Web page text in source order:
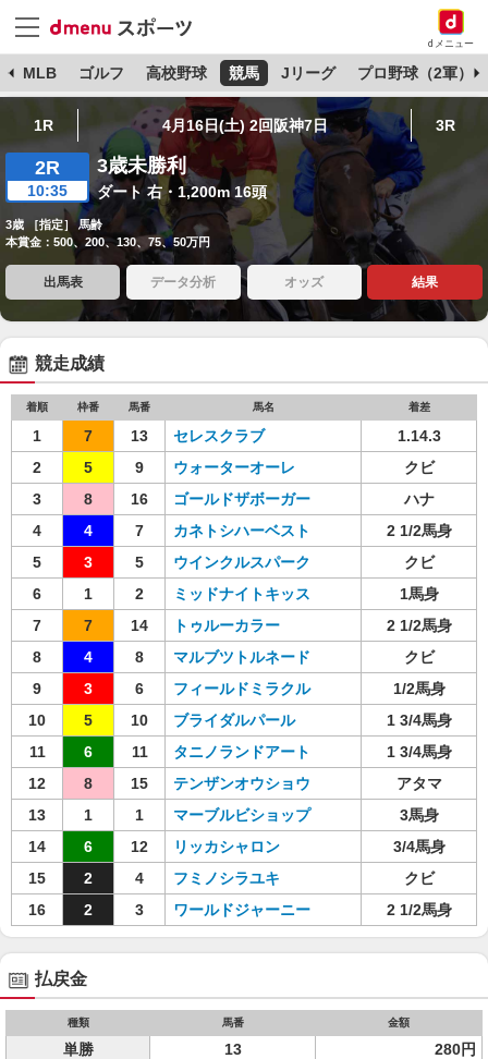
dメニュー
MLB ゴルフ 高校野球 競馬 Jリーグ プロ野球（2軍）
1R 4月16日(土) 2回阪神7日 3R
2R
10:35
3歳未勝利
ダート 右・1,200m 16頭
3歳 ［指定］ 馬齢
本賞金：500、200、130、75、50万円
出馬表 データ分析 オッズ 結果
競走成績
着順 枠番 馬番 馬名 着差
1 7 13 セレスクラブ
1.14.3
2
5 9 ウォーターオーレ
クビ
3
8 16 ゴールドザボーガー
ハナ
4
4 7 カネトシハーベスト
2 1/2馬身
5
3 5 ウインクルスパーク
クビ
6
1 2 ミッドナイトキッス
1馬身
7
7 14 トゥルーカラー
2 1/2馬身
8
4 8 マルブツトルネード
クビ
9
3 6 フィールドミラクル
1/2馬身
10
5 10 ブライダルパール
1 3/4馬身
11
6 11 タニノランドアート
1 3/4馬身
12
8 15 テンザンオウショウ
アタマ
13
1 1 マーブルビショップ
3馬身
14
6 12 リッカシャロン
3/4馬身
15
2 4 フミノシラユキ
クビ
16
2 3 ワールドジャーニー 2 1/2馬身
払戻金
種類 馬番 金額
単勝 13 280円